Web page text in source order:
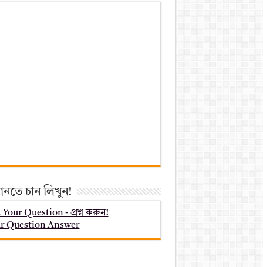
চান লিখুন!
Your Question - প্রশ্ন করুন!
Question Answer